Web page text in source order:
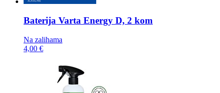
Baterija Varta Energy D, 2 kom
Na zalihama
4,00 €